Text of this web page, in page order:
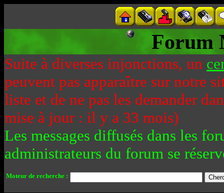
Forum
Suite à diverses injonctions, un
peuvent pas apparaître sur notre
liste et de ne pas les demander
mise à jour : il y a 33 mois)
Les messages diffusés dans les
administrateurs du forum se
Moteur de recherche :